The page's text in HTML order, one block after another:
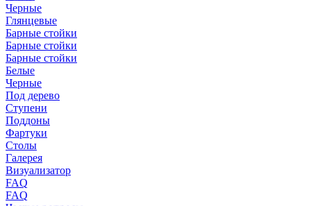
Черные
Глянцевые
Барные стойки
Барные стойки
Барные стойки
Белые
Черные
Под дерево
Ступени
Поддоны
Фартуки
Столы
Галерея
Визуализатор
FAQ
FAQ